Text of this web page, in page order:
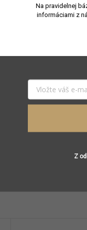
vône
náplne
Na pravidelnej
informáciami z
Z